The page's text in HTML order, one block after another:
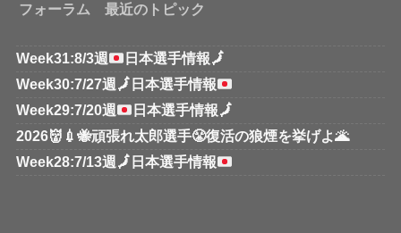
フォーラム 最近のトピック
Week31:8/3週 日本選手情報🗾
Week30:7/27週 🗾 日本選手情報
Week29:7/20週
日本選手情報🗾
2026👹💉🐝頑張れ太郎選手😤復活の狼煙を挙げよ🌋
Week28:7/13週 🗾 日本選手情報